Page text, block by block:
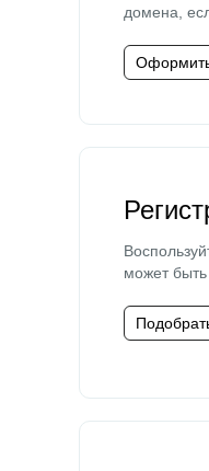
домена,
может